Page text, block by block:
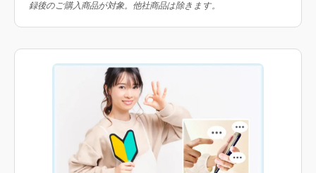
録後のご購入商品が対象。他社商品は除きます。